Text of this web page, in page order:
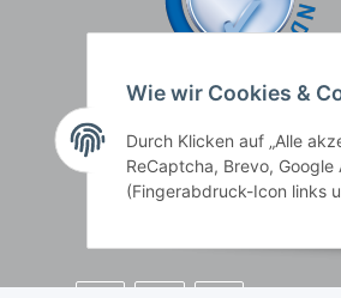
Wie wir Cookies &
Durch Klicken auf „Alle
ReCaptcha, Brevo,
(Fingerabdruck-Icon links